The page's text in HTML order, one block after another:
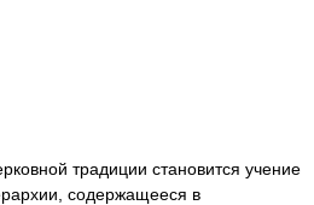
традиции становится учение
содержащееся в